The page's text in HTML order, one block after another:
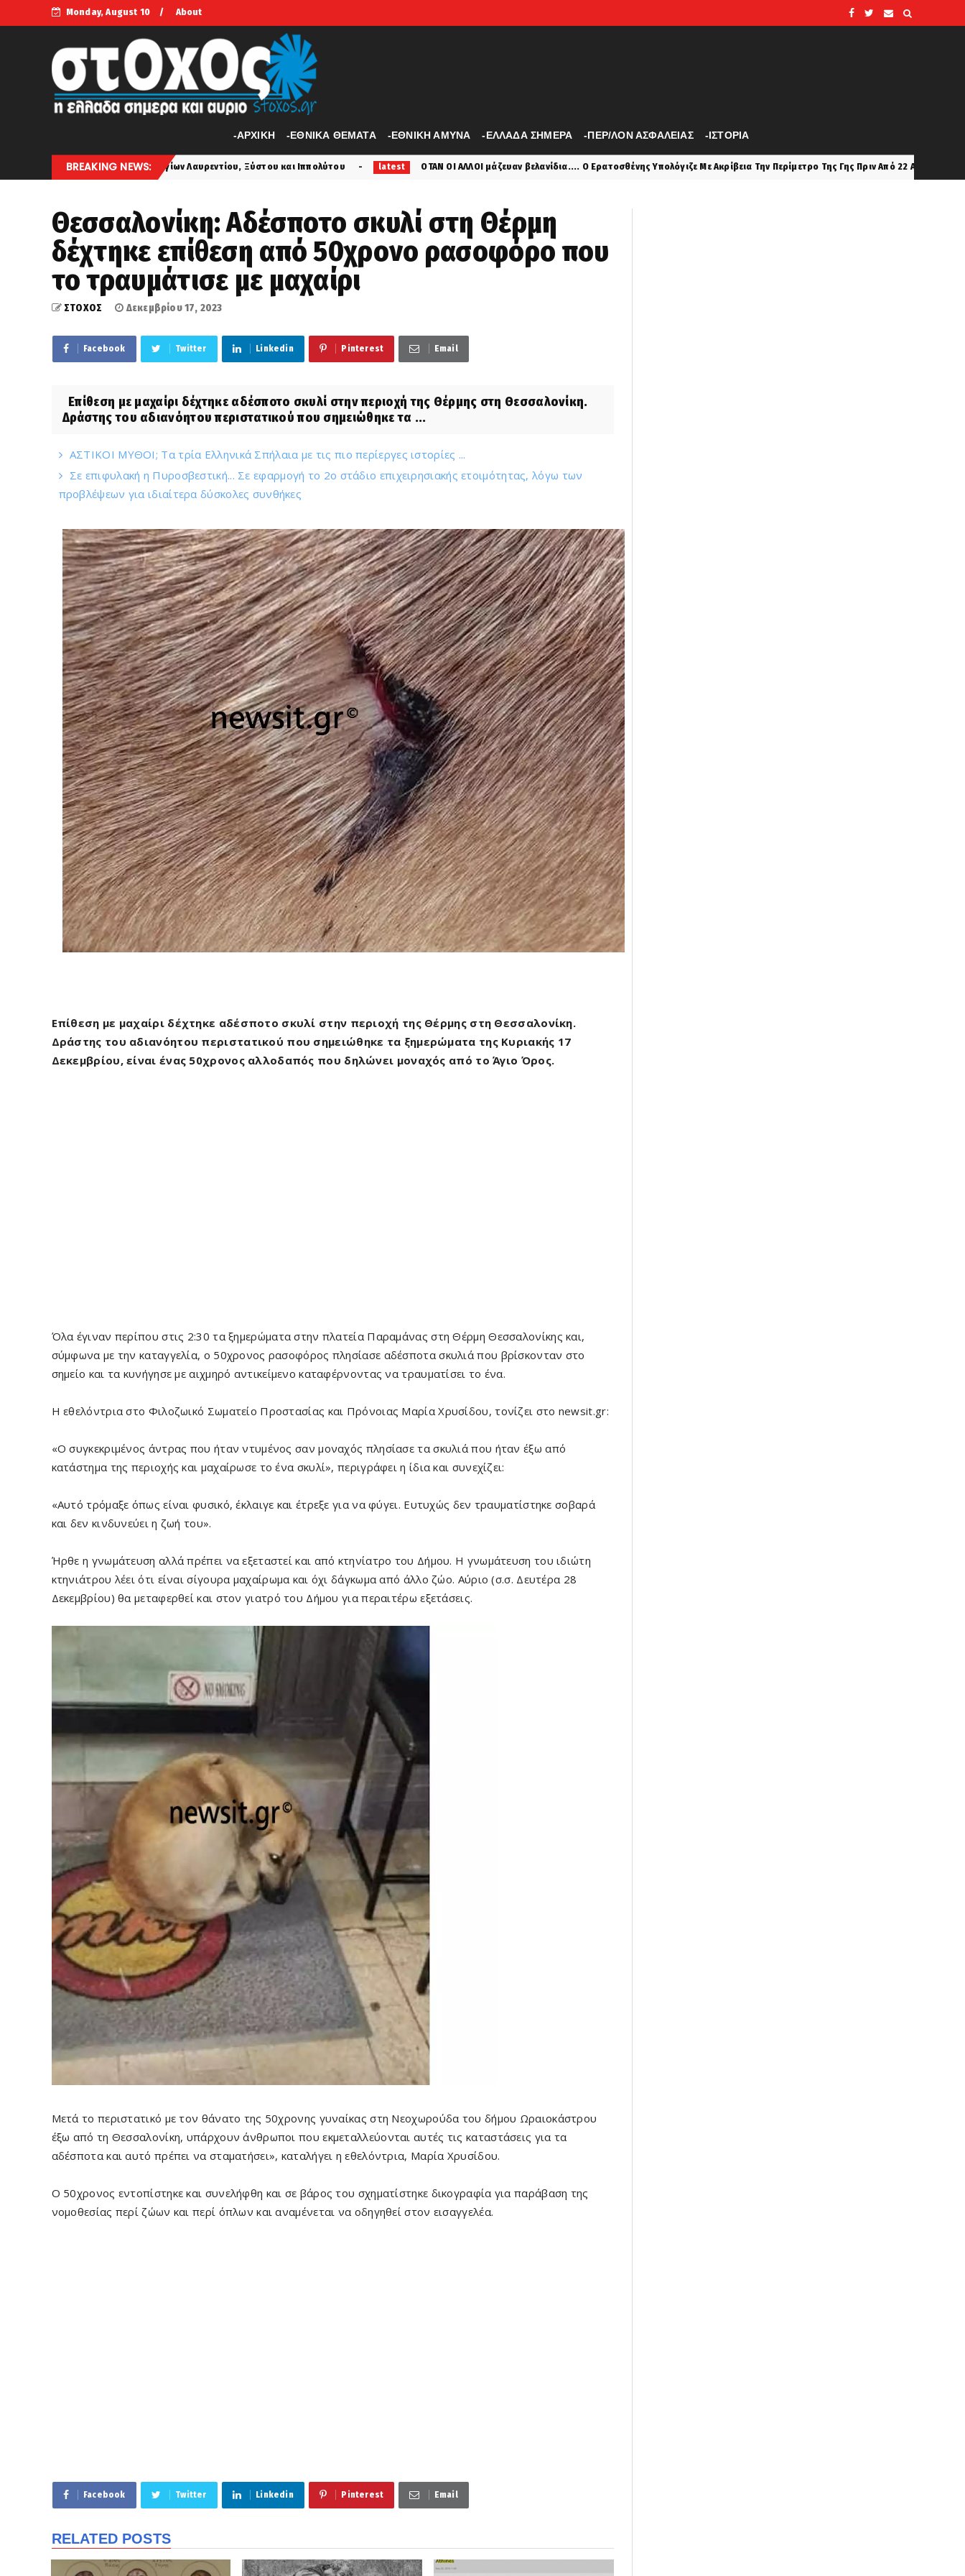
Monday, August 10 About
-APXIKH -ΕΘΝΙΚΑ ΘΕΜΑΤΑ -ΕΘΝΙΚΗ ΑΜΥΝΑ -ΕΛΛΑΔΑ ΣΗΜΕΡΑ -ΠΕΡ/ΛΟΝ ΑΣΦΑΛΕΙΑΣ -ΙΣΤΟΡΙΑ
BREAKING NEWS:
των Αγίων Λαυρεντίου, Ξύστου και Ιππολύτου latest ΟΤΑΝ ΟΙ ΑΛΛΟΙ μάζευαν βελανίδια.... Ο Ερατοσθένης Υπολόγιζε Με Ακρίβεια Την Περίμετρο Της Γης Πριν Από 22 Αιώνες. perivallon Το Ισραήλ
Θεσσαλονίκη: Αδέσποτο σκυλί στη Θέρμη
δέχτηκε επίθεση από 50χρονο ρασοφόρο που
το τραυμάτισε με μαχαίρι
ΣΤΟΧΟΣ Δεκεμβρίου 17, 2023
Facebook Twitter Linkedin Pinterest Email
Επίθεση με μαχαίρι δέχτηκε αδέσποτο σκυλί στην περιοχή της Θέρμης στη Θεσσαλονίκη.
Δράστης του αδιανόητου περιστατικού που σημειώθηκε τα ...
ΑΣΤΙΚΟΙ ΜΥΘΟΙ; Τα τρία Ελληνικά Σπήλαια με τις πιο περίεργες ιστορίες ...
Σε επιφυλακή η Πυροσβεστική... Σε εφαρμογή το 2ο στάδιο επιχειρησιακής ετοιμότητας, λόγω των
προβλέψεων για ιδιαίτερα δύσκολες συνθήκες
Επίθεση με μαχαίρι δέχτηκε αδέσποτο σκυλί στην περιοχή της Θέρμης στη Θεσσαλονίκη.
Δράστης του αδιανόητου περιστατικού που σημειώθηκε τα ξημερώματα της Κυριακής 17
Δεκεμβρίου, είναι ένας 50χρονος αλλοδαπός που δηλώνει μοναχός από το Άγιο Όρος.
Όλα έγιναν περίπου στις 2:30 τα ξημερώματα στην πλατεία Παραμάνας στη Θέρμη Θεσσαλονίκης και,
σύμφωνα με την καταγγελία, ο 50χρονος ρασοφόρος πλησίασε αδέσποτα σκυλιά που βρίσκονταν στο
σημείο και τα κυνήγησε με αιχμηρό αντικείμενο καταφέρνοντας να τραυματίσει το ένα.
Η εθελόντρια στο Φιλοζωικό Σωματείο Προστασίας και Πρόνοιας Μαρία Χρυσίδου, τονίζει στο newsit.gr:
«Ο συγκεκριμένος άντρας που ήταν ντυμένος σαν μοναχός πλησίασε τα σκυλιά που ήταν έξω από
κατάστημα της περιοχής και μαχαίρωσε το ένα σκυλί», περιγράφει η ίδια και συνεχίζει:
«Αυτό τρόμαξε όπως είναι φυσικό, έκλαιγε και έτρεξε για να φύγει. Ευτυχώς δεν τραυματίστηκε σοβαρά
και δεν κινδυνεύει η ζωή του».
Ήρθε η γνωμάτευση αλλά πρέπει να εξεταστεί και από κτηνίατρο του Δήμου. Η γνωμάτευση του ιδιώτη
κτηνιάτρου λέει ότι είναι σίγουρα μαχαίρωμα και όχι δάγκωμα από άλλο ζώο. Αύριο (σ.σ. Δευτέρα 28
Δεκεμβρίου) θα μεταφερθεί και στον γιατρό του Δήμου για περαιτέρω εξετάσεις.
Μετά το περιστατικό με τον θάνατο της 50χρονης γυναίκας στη Νεοχωρούδα του δήμου Ωραιοκάστρου
έξω από τη Θεσσαλονίκη, υπάρχουν άνθρωποι που εκμεταλλεύονται αυτές τις καταστάσεις για τα
αδέσποτα και αυτό πρέπει να σταματήσει», καταλήγει η εθελόντρια, Μαρία Χρυσίδου.
Ο 50χρονος εντοπίστηκε και συνελήφθη και σε βάρος του σχηματίστηκε δικογραφία για παράβαση της
νομοθεσίας περί ζώων και περί όπλων και αναμένεται να οδηγηθεί στον εισαγγελέα.
Facebook Twitter Linkedin Pinterest Email
RELATED POSTS